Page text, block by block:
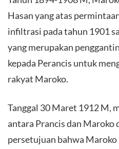
Hasan yang atas
infiltrasi pada tahun 1901
yang merupakan
kepada Perancis untuk
rakyat Maroko.
Tanggal 30 Maret 1912 M,
antara Prancis dan Maroko
persetujuan bahwa Maroko